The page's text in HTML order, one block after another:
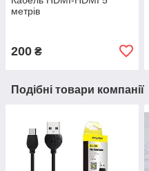
метрів
200 ₴
Подібні товари компанії